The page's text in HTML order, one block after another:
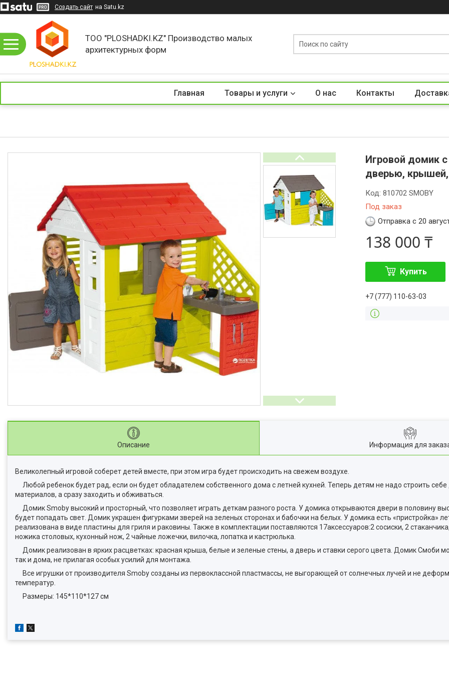
Создать сайт на Satu.kz
ТОО "PLOSHADKI.KZ" Производство малых
архитектурных форм
Главная Товары и услуги О нас Контакты
Игровой домик с
дверью, крышей,
Под заказ
Код:810702 SMOBY
Отправка с 20
138 000 ₸
Купить
+7 (777) 110-63-03
Описание Информация для
Великолепный игровой соберет детей вместе, при этом игра будет происходить на свежем воздухе.
Любой ребенок будет рад, если он будет обладателем собственного дома с летней кухней. Теперь детям не надо строить
материалов, а сразу заходить и обживаться.
Домик Smoby высокий и просторный, что позволяет играть деткам разного роста. У домика открываются двери в половину
будет попадать свет. Домик украшен фигурками зверей на зеленых сторонах и бабочки на белых. У домика есть «пристройка»
реализована в виде пластины для гриля и раковины. Также в комплектации поставляются 17аксессуаров:2 сосиски, 2
ножика столовых, кухонный нож, 2 чайные ложечки, вилочка, лопатка и кастрюлька.
Домик реализован в ярких расцветках: красная крыша, белые и зеленые стены, а дверь и ставки серого цвета. Домик Смоби
так и дома, не прилагая особых усилий для монтажа.
Все игрушки от производителя Smoby созданы из первоклассной пластмассы, не выгорающей от солнечных лучей и не
температур.
Размеры: 145*110*127 см